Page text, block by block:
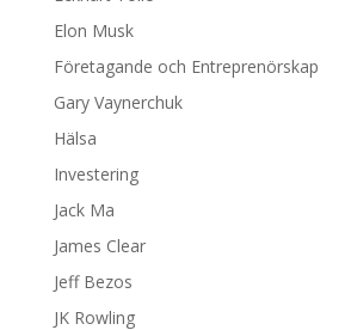
Elon Musk
Företagande och Entreprenörskap
Gary Vaynerchuk
Hälsa
Investering
Jack Ma
James Clear
Jeff Bezos
JK Rowling